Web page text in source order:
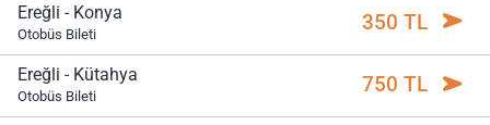
Ereğli - Konya
Otobüs Bileti 350 TL
Ereğli - Kütahya
Otobüs Bileti 750 TL